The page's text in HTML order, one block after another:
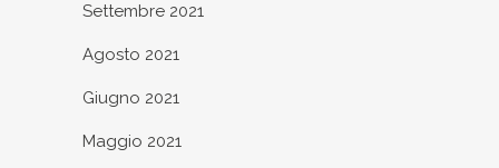
Settembre 2021
Agosto 2021
Giugno 2021
Maggio 2021